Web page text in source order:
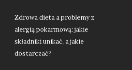
Zdrowa dieta a problemy z
alergią pokarmową: jakie
składniki unikać, a jakie
dostarczać?